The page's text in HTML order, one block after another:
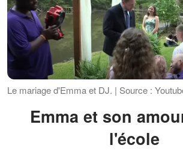
Le mariage d'Emma et DJ. | Source :
Emma et son amoureux de
l'école